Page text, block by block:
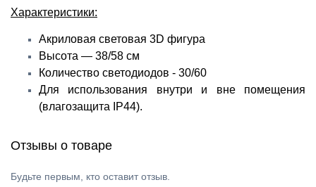
Характеристики:
Акриловая световая 3D фигура
Высота — 38/58 cм
Количество светодиодов - 30/60
Для использования внутри и вне помещения
(влагозащита IP44).
Отзывы о товаре
Будьте первым, кто оставит отзыв.